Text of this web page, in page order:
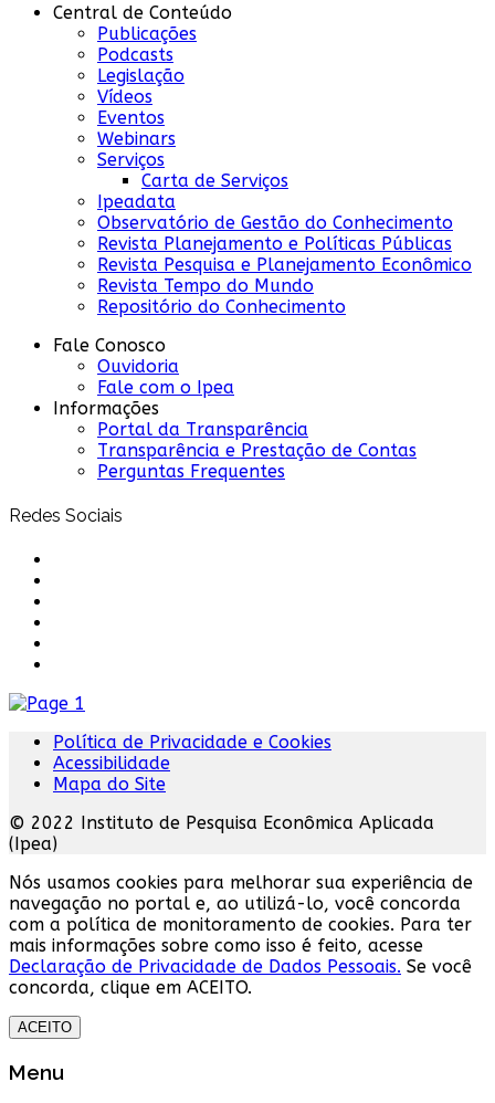
Central de Conteúdo
Publicações
Podcasts
Legislação
Vídeos
Eventos
Webinars
Serviços
Carta de Serviços
Ipeadata
Observatório de Gestão do Conhecimento
Revista Planejamento e Políticas Públicas
Revista Pesquisa e Planejamento Econômico
Revista Tempo do Mundo
Repositório do Conhecimento
Fale Conosco
Ouvidoria
Fale com o Ipea
Informações
Portal da Transparência
Transparência e Prestação de Contas
Perguntas Frequentes
Redes Sociais
Política de Privacidade e Cookies
Acessibilidade
Mapa do Site
© 2022 Instituto de Pesquisa Econômica Aplicada
(Ipea)
Nós usamos cookies para melhorar sua experiência de
navegação no portal e, ao utilizá-lo, você concorda
com a política de monitoramento de cookies. Para ter
mais informações sobre como isso é feito, acesse
Declaração de Privacidade de Dados Pessoais. Se você
concorda, clique em ACEITO.
ACEITO
Menu